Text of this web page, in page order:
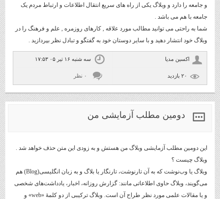
و جامعه را دارد و وبلاگ یکی از راه های سریع انتقال اطلاعات و ارتباط مردم یک
جامعه با هم می باشد .
شما به راحتی می توانید مطالب مورد علاقه , کارهای روزمره , علم و فرهنگ را در
وبلاگ خود انتشار دهید و با سایر دوستان خود به گفتگو و تبادل نظر بپردازید .
اكسين مديا سه شنبه ۱۶ تیر ۰۵ ۱۷:۵۳
۰ نظر
دومین مطلب آزمایشی من
این دومین مطلب آزمایشی وبلاگ من هستش و به زودی این متن حذف خواهد شد .
وبلاگ چیست ؟
وبلاگ یا وب‌نوشت که به آن تارنوشت، تارنگار یا بلاگ و به زبان انگلیسی(Blog) هم
می‌گویند، وبلاگ حاوی اطلاعاتی مانند: گزارش روزانه، اخبار، یادداشت‌های شخصی
و یا مقالات علمی مورد نظر طراح آن است. وبلاگ ترکیبی از دو کلمۀ «web» و